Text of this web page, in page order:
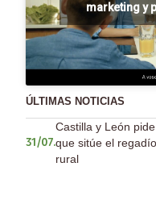
marketing y
ÚLTIMAS NOTICIAS
31/07.
Castilla y León
que sitúe el
rural